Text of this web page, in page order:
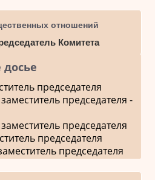
отношений
Комитета
председателя
председателя -
председателя
председателя
председателя